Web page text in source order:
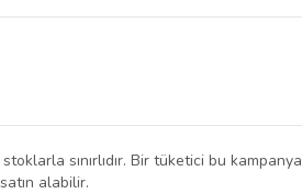
sınırlıdır. Bir tüketici bu kampanya
alabilir.